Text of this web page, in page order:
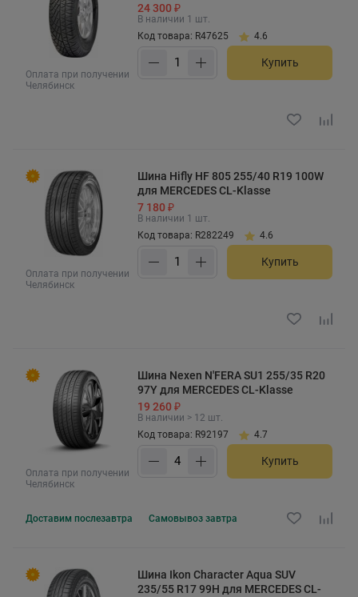
Оплата при получении
Челябинск
24 300 ₽
В наличии 1 шт.
Код товара: R47625
4.6
Купить
Оплата при получении
Челябинск
Шина Hifly HF 805 255/40 R19 100W
для MERCEDES CL-Klasse
7 180 ₽
В наличии 1 шт.
Код товара: R282249
4.6
Купить
Оплата при получении
Челябинск
Шина Nexen N'FERA SU1 255/35 R20
97Y для MERCEDES CL-Klasse
19 260 ₽
В наличии > 12 шт.
Код товара: R92197
4.7
Купить
Доставим послезавтра Самовывоз завтра
Шина Ikon Character Aqua SUV
235/55 R17 99H для MERCEDES CL-